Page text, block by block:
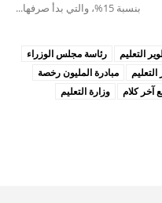
بنسبة 15%، والتي بدأ صرفها...
التعليم
رئاسة مجلس الوزراء
مبادرة المليون رخصة
آخر كلام
وزارة التعليم